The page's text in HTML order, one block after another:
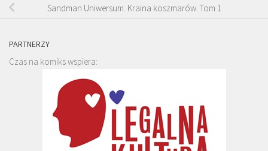
Sandman Uniwersum. Kraina koszmarów. Tom 1
PARTNERZY
Czas na komiks wspiera: